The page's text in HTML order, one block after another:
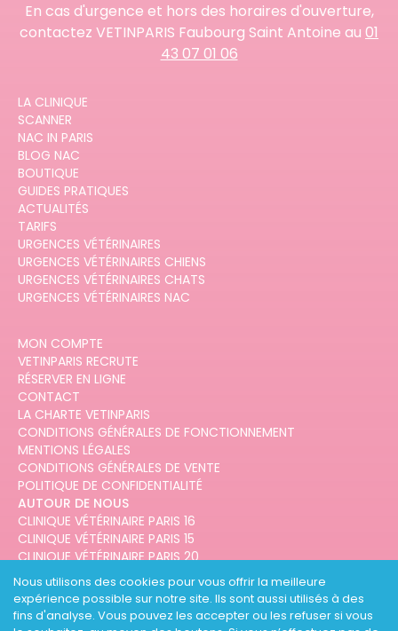
Nous utilisons des cookies pour vous offrir la meilleure
expérience possible sur notre site. Ils sont aussi utilisés à des
fins d'analyse. Vous pouvez les accepter ou les refuser si vous
En cas d'urgence et hors des horaires d'ouverture,
contactez VETINPARIS Faubourg Saint Antoine au 01
43 07 01 06
LA CLINIQUE
SCANNER
NAC IN PARIS
BLOG NAC
BOUTIQUE
GUIDES PRATIQUES
ACTUALITÉS
TARIFS
URGENCES VÉTÉRINAIRES
URGENCES VÉTÉRINAIRES CHIENS
URGENCES VÉTÉRINAIRES CHATS
URGENCES VÉTÉRINAIRES NAC
MON COMPTE
VETINPARIS RECRUTE
RÉSERVER EN LIGNE
CONTACT
LA CHARTE VETINPARIS
CONDITIONS GÉNÉRALES DE FONCTIONNEMENT
MENTIONS LÉGALES
CONDITIONS GÉNÉRALES DE VENTE
POLITIQUE DE CONFIDENTIALITÉ
AUTOUR DE NOUS
CLINIQUE VÉTÉRINAIRE PARIS 16
CLINIQUE VÉTÉRINAIRE PARIS 15
CLINIQUE VÉTÉRINAIRE PARIS 20
CLINIQUE VÉTÉRINAIRE PARIS 12
CLINIQUE VÉTÉRINAIRE PARIS 10
CLINIQUE VÉTÉRINAIRE PARIS 3